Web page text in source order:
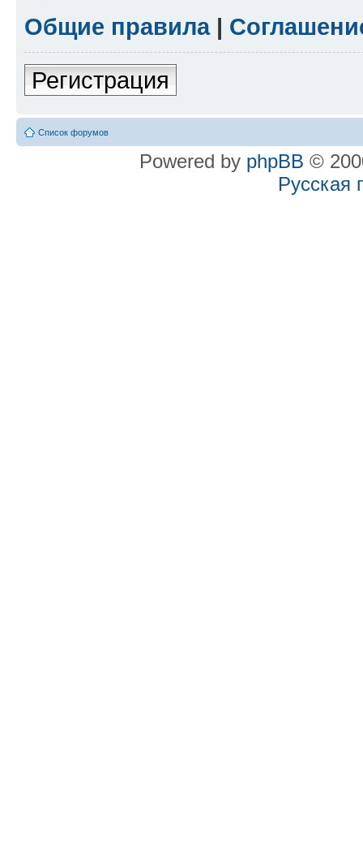
Общие правила|
Регистрация
Список форумов
Powered by phpBB ©
Русская